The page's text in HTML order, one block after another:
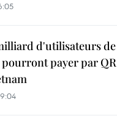
d'utilisateurs de
pourront payer par QR